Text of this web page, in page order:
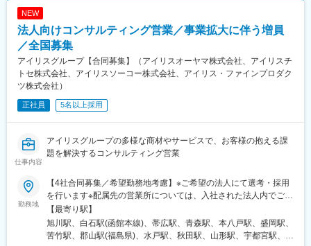
NEW
法人向けコンサルティング営業／事業拡大に伴う増員
／全国募集
アイリスグループ【合同募集】（アイリスオーヤマ株式会社、アイリスチ
トセ株式会社、アイリスソーコー株式会社、アイリス・ファインプロダク
ツ株式会社）
正社員 5名以上採用
仕事内容
アイリスグループの多様な商材やサービスで、お客様の抱える課
題を解決するコンサルティング営業
勤務地
【4社合同募集／希望勤務地考慮】※ご希望の法人にて選考・採用
を行います※配属先の営業所については、入社された法人内でご希
望を考慮して決定いたします◎マイカー通勤可（営業所によって
異なる）◎受動喫煙対策：オフィス内全面禁煙＜各社共通＞■アイ
リスオーヤマ株式会社北海道、青森県、岩手県、宮城県、秋田
【最寄り駅】
旭川駅、白石駅(函館本線)、帯広駅、青森駅、本八戸駅、盛岡駅、
苦竹駅、郡山駅(福島県)、水戸駅、秋田駅、山形駅、宇都宮駅、大